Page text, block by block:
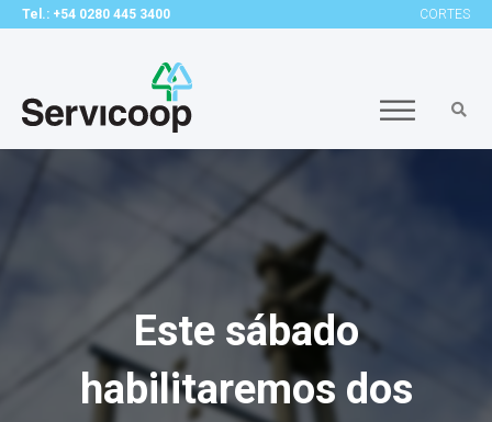
Tel.: +54 0280 445 3400 CORTES
Este sábado
habilitaremos dos